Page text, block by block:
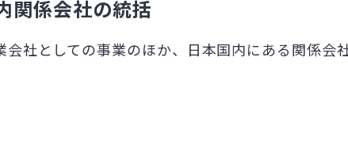
関係会社の統括
社としての事業のほか、日本国内にある関係会